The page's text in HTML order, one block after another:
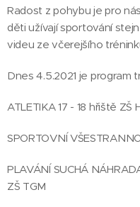
Radost z pohybu je pro
děti užívají sportování
videu ze včerejšího
Dnes 4.5.2021 je program
ATLETIKA 17 - 18 hřiště ZŠ
SPORTOVNÍ
PLAVÁNÍ SUCHÁ
ZŠ TGM